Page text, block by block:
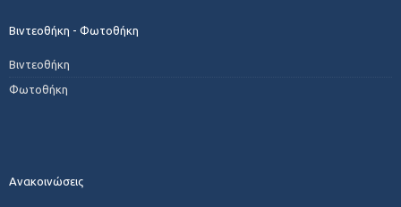
Βιντεοθήκη - Φωτοθήκη
Βιντεοθήκη
Φωτοθήκη
Ανακοινώσεις